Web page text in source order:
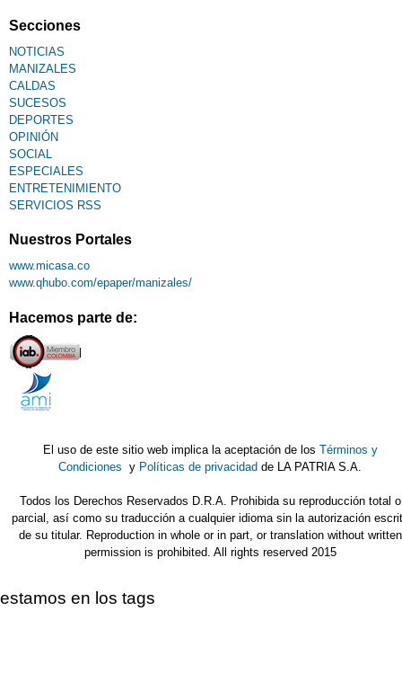
Secciones
NOTICIAS
MANIZALES
CALDAS
SUCESOS
DEPORTES
OPINIÓN
SOCIAL
ESPECIALES
ENTRETENIMIENTO
SERVICIOS RSS
Nuestros Portales
www.micasa.co
www.qhubo.com/epaper/manizales/
Hacemos parte de:
El uso de este sitio web implica la aceptación de los Términos y
Condiciones y Políticas de privacidad de LA PATRIA S.A.
Todos los Derechos Reservados D.R.A. Prohibida su reproducción total o
parcial, así como su traducción a cualquier idioma sin la autorización
de su titular. Reproduction in whole or in part, or translation without written
permission is prohibited. All rights reserved 2015
estamos en los tags